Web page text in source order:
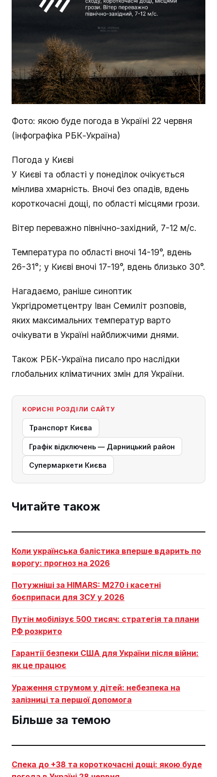
Фото: якою буде погода в Україні 22 червня
(інфографіка РБК-Україна)
Погода у Києві
У Києві та області у понеділок очікується
мінлива хмарність. Вночі без опадів, вдень
короткочасні дощі, по області місцями грози.
Вітер переважно північно-західний, 7-12 м/с.
Температура по області вночі 14-19°, вдень
26-31°; у Києві вночі 17-19°, вдень близько 30°.
Нагадаємо, раніше синоптик
Укргідрометцентру Іван Семиліт розповів,
яких максимальних температур варто
очікувати в Україні найближчими днями.
Також РБК-Україна писало про наслідки
глобальних кліматичних змін для України.
КОРИСНІ РОЗДІЛИ САЙТУ
Транспорт Києва
Графік відключень — Дарницький район
Супермаркети Києва
Читайте також
Коли українська балістика вперше вдарить по
ворогу: прогноз на 2026
Потужніші за HIMARS: М270 і касетні
боєприпаси для ЗСУ у 2026
Путін мобілізує 500 тисяч: стратегія та плани
РФ розкрито
Гарантії безпеки США для України після війни:
як це працює
Ураження струмом у дітей: небезпека на
залізниці та першої допомога
Більше за темою
Спека до +38 та короткочасні дощі: якою буде